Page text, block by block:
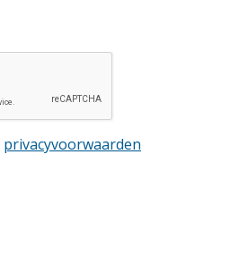
privacyvoorwaarden